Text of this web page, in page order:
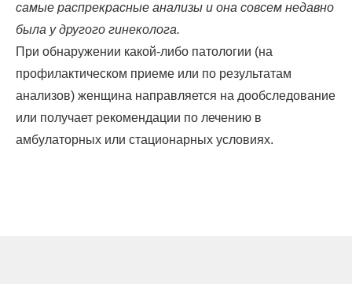
самые распрекрасные анализы и она совсем недавно
была у другого гинеколога.
При обнаружении какой-либо патологии (на
профилактическом приеме или по результатам
анализов) женщина направляется на дообследование
или получает рекомендации по лечению в
амбулаторных или стационарных условиях.